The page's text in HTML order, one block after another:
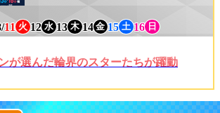
11 火 12 水 13 木 14 金 15 土 16 日
が選んだ輪界のスターたちが躍動